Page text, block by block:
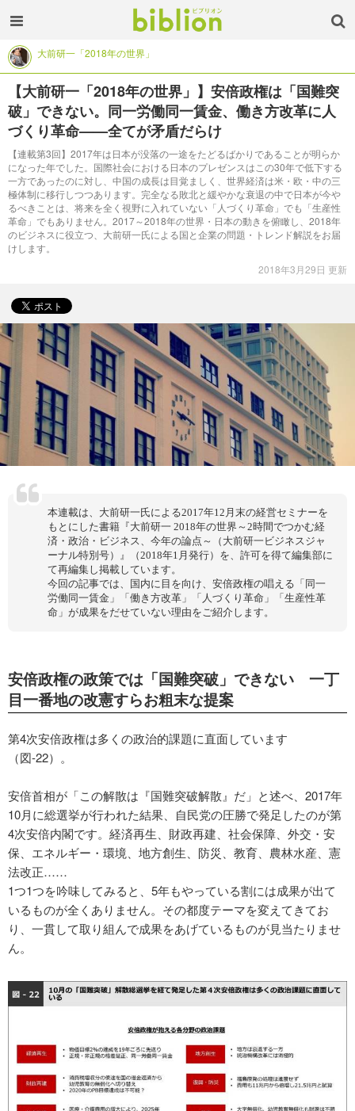
大前研一「2018年の世界」
【大前研一「2018年の世界」】安倍政権は「国難突
破」できない。同一労働同一賃金、働き方改革に人
づくり革命——全てが矛盾だらけ
【連載第3回】2017年は日本が没落の一途をたどるばかりであることが明らか
になった年でした。国際社会における日本のプレゼンスはこの30年で低下する
一方であったのに対し、中国の成長は目覚ましく、世界経済は米・欧・中の三
極体制に移行しつつあります。完全なる敗北と緩やかな衰退の中で日本が今や
るべきことは、将来を全く視野に入れていない「人づくり革命」でも「生産性
革命」でもありません。2017～2018年の世界・日本の動きを俯瞰し、2018年
のビジネスに役立つ、大前研一氏による国と企業の問題・トレンド解説をお届
けします。
2018年3月29日 更新
本連載は、大前研一氏による2017年12月末の経営セミナーを
もとにした書籍『大前研一 2018年の世界～2時間でつかむ経
済・政治・ビジネス、今年の論点～（大前研一ビジネスジャ
ーナル特別号）』（2018年1月発行）を、許可を得て編集部に
て再編集し掲載しています。
今回の記事では、国内に目を向け、安倍政権の唱える「同一
労働同一賃金」「働き方改革」「人づくり革命」「生産性革
命」が成果をだせていない理由をご紹介します。
安倍政権の政策では「国難突破」できない 一丁
目一番地の改憲すらお粗末な提案
第4次安倍政権は多くの政治的課題に直面しています
（図-22）。
安倍首相が「この解散は『国難突破解散』だ」と述べ、2017年
10月に総選挙が行われた結果、自民党の圧勝で発足したのが第
4次安倍内閣です。経済再生、財政再建、社会保障、外交・安
保、エネルギー・環境、地方創生、防災、教育、農林水産、憲
法改正……
1つ1つを吟味してみると、5年もやっている割には成果が出て
いるものが全くありません。その都度テーマを変えてきてお
り、一貫して取り組んで成果をあげているものが見当たりませ
ん。